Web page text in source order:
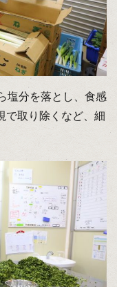
塩分を落とし、食感
で取り除くなど、細